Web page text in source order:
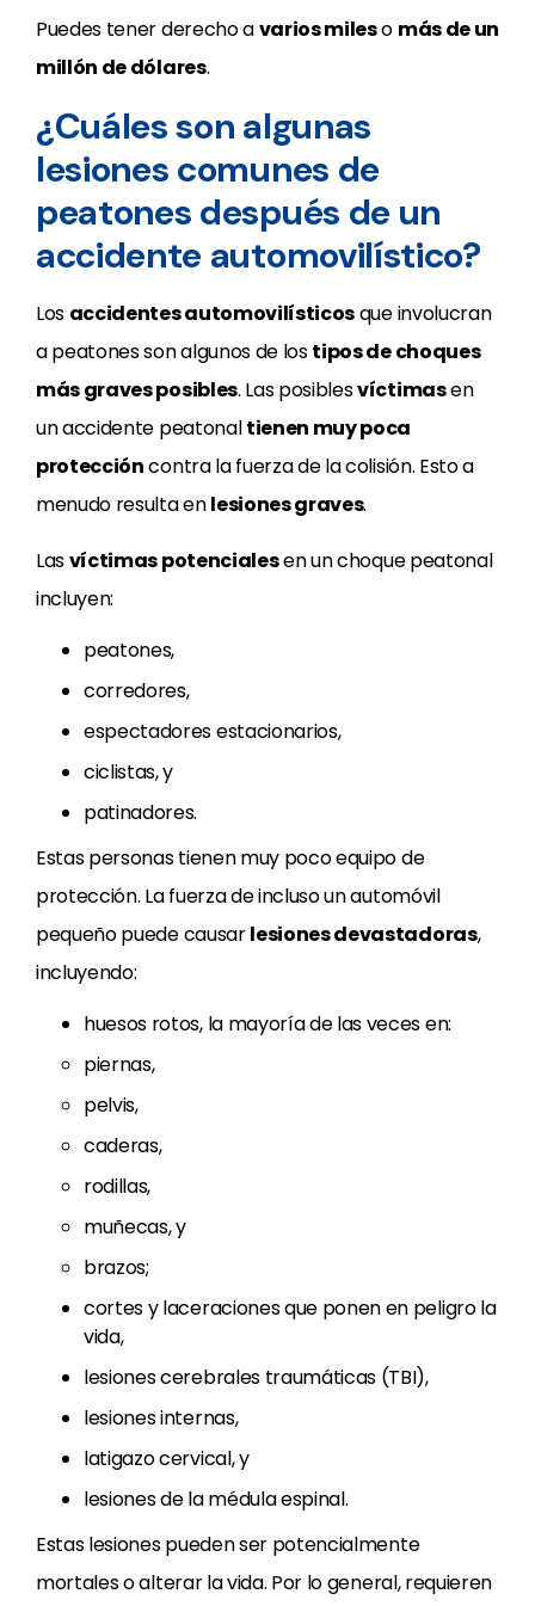
Puedes tener derecho avarios mileso más de un
millón de dólares.
¿Cuáles son algunas
lesiones comunes de
peatones después de un
accidente automovilístico?
Los accidentes automovilísticosque involucran
a peatones son algunos de lostipos de choques
más graves posibles. Las posiblesvíctimasen
un accidente peatonaltienen muy poca
proteccióncontra la fuerza de la colisión. Esto a
menudo resulta enlesiones graves.
Lasvíctimas potencialesen un choque peatonal
incluyen:
peatones,
corredores,
espectadores estacionarios,
ciclistas, y
patinadores.
Estas personas tienen muy poco equipo de
protección. La fuerza de incluso un automóvil
pequeño puede causarlesiones devastadoras,
incluyendo:
huesos rotos, la mayoría de las veces en:
piernas,
pelvis,
caderas,
rodillas,
muñecas, y
brazos;
cortes y laceraciones que ponen en peligro la
vida,
lesiones cerebrales traumáticas (TBI),
lesiones internas,
latigazo cervical, y
lesiones de la médula espinal.
Estas lesiones pueden ser potencialmente
mortales o alterar la vida. Por lo general, requieren